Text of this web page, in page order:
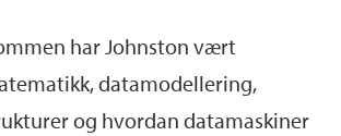
har Johnston vært
datamodellering,
og hvordan datamaskiner